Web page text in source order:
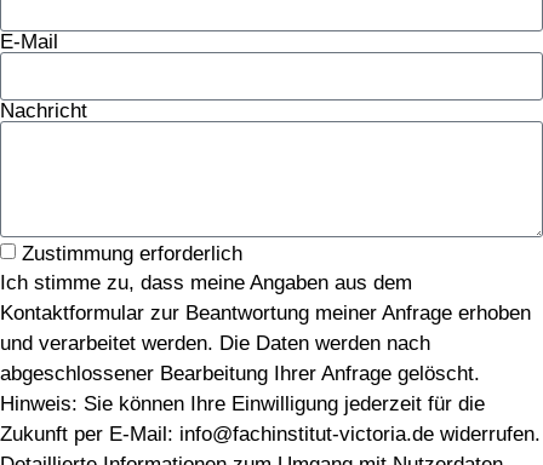
E-Mail
Nachricht
Zustimmung erforderlich
Ich stimme zu, dass meine Angaben aus dem
Kontaktformular zur Beantwortung meiner Anfrage erhoben
und verarbeitet werden. Die Daten werden nach
abgeschlossener Bearbeitung Ihrer Anfrage gelöscht.
Hinweis: Sie können Ihre Einwilligung jederzeit für die
Zukunft per E-Mail: info@fachinstitut-victoria.de widerrufen.